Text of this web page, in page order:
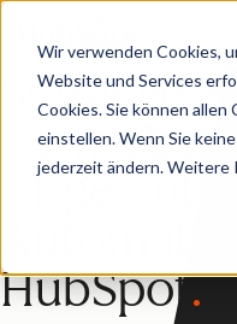
Wir verwenden Cookies,
Website und Services
Cookies. Sie können
einstellen. Wenn Sie
jederzeit ändern. Weitere
Sales Hub
Schnellere
KI-
HubSpot